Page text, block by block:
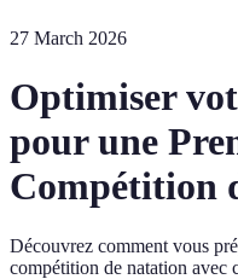
27 March 2026
Optimiser
pour une
Compétition
Découvrez comment vous
compétition de natation avec